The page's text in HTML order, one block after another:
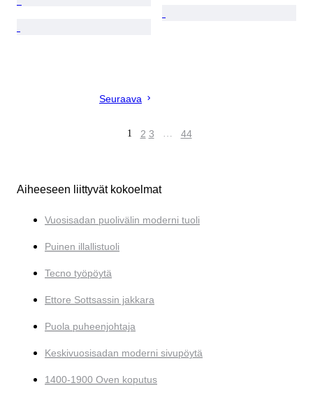
Seuraava
1 2 3 … 44
Aiheeseen liittyvät kokoelmat
Vuosisadan puolivälin moderni tuoli
Puinen illallistuoli
Tecno työpöytä
Ettore Sottsassin jakkara
Puola puheenjohtaja
Keskivuosisadan moderni sivupöytä
1400-1900 Oven koputus